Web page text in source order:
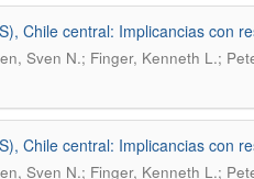
Chile central: Implicancias con
Sven N.; Finger, Kenneth L.;
Chile central: Implicancias con
Sven N.; Finger, Kenneth L.;